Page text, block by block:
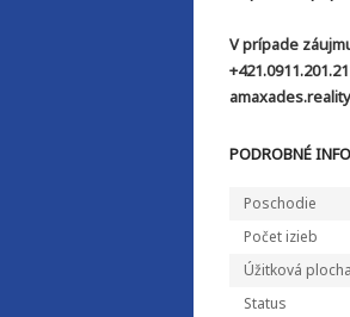
V prípade
PODROBNÉ
Poschodie
Počet izieb
Úžitková plocha
Status